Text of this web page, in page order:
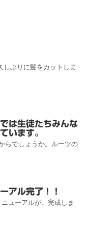
ぶりに髪をカットしま
は生徒たちみんな
います。
らでしょうか。ルーツの
アル完了！！
ューアルが、完成しま